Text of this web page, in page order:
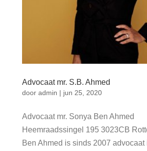
Advocaat mr. S.B. Ahmed
door admin | jun 25, 2020
Advocaat mr. Sonya Ben Ahmed
Heemraadssingel 195 3023CB
Ben Ahmed is sinds 2007 advocaat